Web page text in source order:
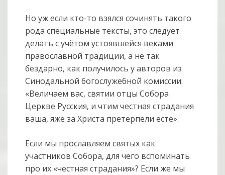
Но уж если кто-то взялся сочинять такого
рода специальные тексты, это следует
делать с учётом устоявшейся веками
православной традиции, а не так
бездарно, как получилось у авторов из
Синодальной богослужебной комиссии:
«Величаем вас, святии отцы Собора
Церкве Русския, и чтим честная страдания
ваша, яже за Христа претерпели есте».
Если мы прославляем святых как
участников Собора, для чего вспоминать
про их «честная страдания»? Если же мы